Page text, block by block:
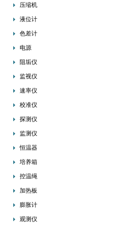
压缩机
液位计
色差计
电源
阻垢仪
监视仪
速率仪
校准仪
探测仪
监测仪
恒温器
培养箱
控温绳
加热板
膨胀计
观测仪